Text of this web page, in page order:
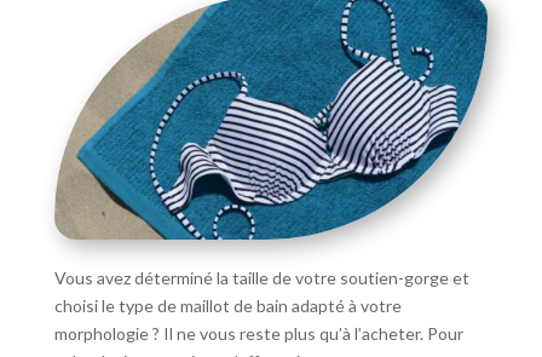
Vous avez déterminé la taille de votre soutien-gorge et
choisi le type de maillot de bain adapté à votre
morphologie ? Il ne vous reste plus qu’à l’acheter. Pour